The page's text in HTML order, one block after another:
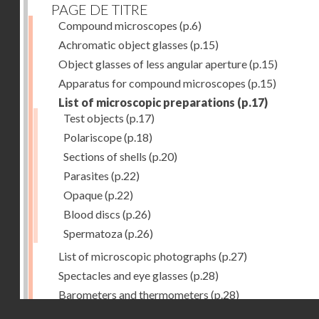
PAGE DE TITRE
Compound microscopes (p.6)
Achromatic object glasses (p.15)
Object glasses of less angular aperture(p.15)
Apparatus for compound microscopes (p.15)
List of microscopic preparations (p.17)
Test objects (p.17)
Polariscope(p.18)
Sections of shells (p.20)
Parasites (p.22)
Opaque(p.22)
Blood discs (p.26)
Spermatoza(p.26)
List of microscopic photographs (p.27)
Spectacles and eye glasses (p.28)
Barometers and thermometers (p.28)